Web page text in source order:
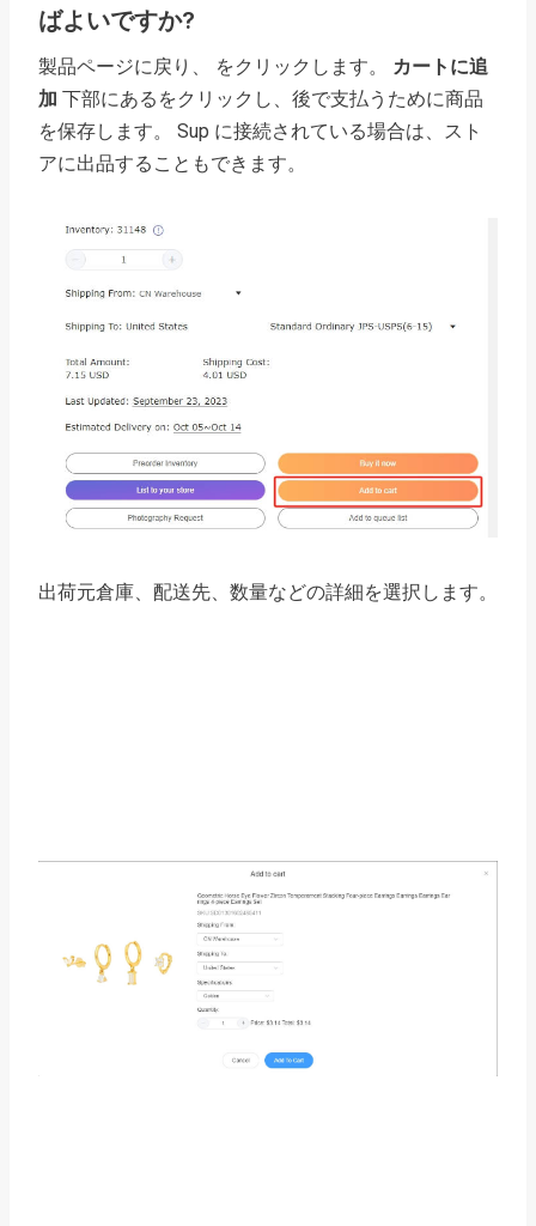
ばよいですか?
製品ページに戻り、 をクリックします。
カートに追
加 下部にあるをクリックし、後で支払うために商品
を保存します。 Sup に接続されている場合は、スト
アに出品することもできます。
出荷元倉庫、配送先、数量などの詳細を選択します。